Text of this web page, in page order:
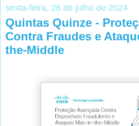
sexta-feira, 26 de julho de 2024
Quintas Quinze -
Contra Fraudes e
the-Middle